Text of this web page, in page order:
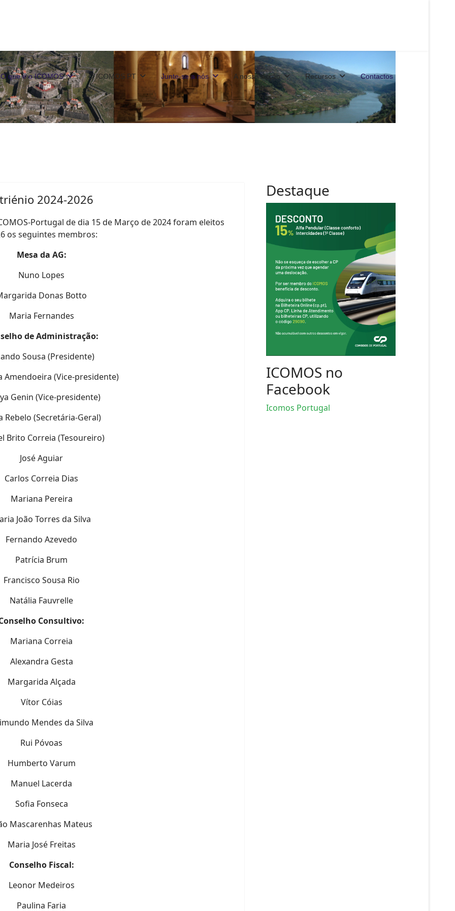
O que é o ICOMOS O ICOMOS PT Junte-se a nós A nossa acção Recursos Contactos
2024-2026
Portugal dedia 15 de Março de 2024 foram eleitos
os seguintes membros:
Mesa da AG:
Nuno Lopes
Donas Botto
Maria Fernandes
de Administração:
Sousa (Presidente)
Amendoeira (Vice-presidente)
Genin (Vice-presidente)
Rebelo (Secretária-Geral)
Brito Correia (Tesoureiro)
José Aguiar
Carlos Correia Dias
Mariana Pereira
João Torres da Silva
Fernando Azevedo
Patrícia Brum
Francisco Sousa Rio
Natália Fauvrelle
Consultivo:
Mariana Correia
Alexandra Gesta
Margarida Alçada
Vítor Cóias
Mendes da Silva
Rui Póvoas
Humberto Varum
Manuel Lacerda
Sofia Fonseca
Mascarenhas Mateus
Maria José Freitas
Conselho Fiscal:
Leonor Medeiros
Paulina Faria
Destaque
ICOMOS no
Facebook
Icomos Portugal